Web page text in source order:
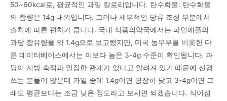
50~60kcal로, 평균적인 과일 칼로리입니다. 탄수화물: 탄수화물
의 함량은 14g 내외입니다. 그러나 세부적인 당류 조성 부분에서
출처에 따른 편차가 큽니다. 국내 식품의약국에서는 파인애플의
과당 함유량을 약 1.4g으로 보고했지만, 미국 농무부를 비롯한 다
른 데이터베이스에서는 이보다 높은 3-4g 수준이 확인됩니다. 과
당이 지방 축적과 밀접한 관계가 있다고 알려져 있기 때문에 신경
쓰는 분들이 많은데 과일 중에 1.4g이면 굉장히 낮고 3-4g이면 그
래도 평균보다는 조금 낮은 정도라고 보시면 되겠습니다. 식이섬